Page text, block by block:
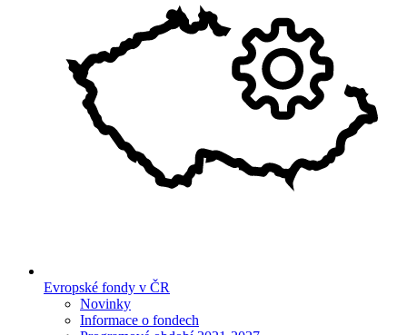
Evropské fondy v ČR
Novinky
Informace o fondech